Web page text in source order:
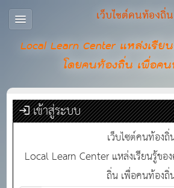
เว็บไซต์คนท้องถิ่น
Local Learn Center แหล่งเรี
โดยคนท้องถิ่น เพื่อค
เข้าสู่ระบบ
เว็บไซต์คนท้องถิ่
Local Learn Center แหล่งเรียนรู้ข
ถิ่น เพื่อคนท้องถิ่